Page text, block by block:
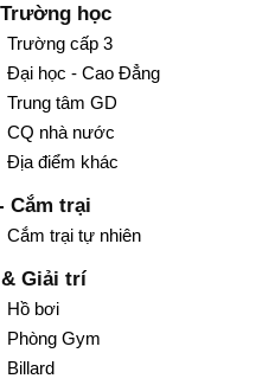
học
Trường cấp 3
Đại học - Cao Đẳng
Trung tâm GD
CQ nhà nước
Địa điểm khác
Cắm trại
Cắm trại tự nhiên
Giải trí
Hồ bơi
Phòng Gym
Billard